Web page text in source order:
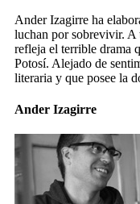
Ander Izagirre ha
luchan por sobrevivir. A
refleja el terrible drama
Potosí. Alejado de
literaria y que posee la
Ander Izagirre